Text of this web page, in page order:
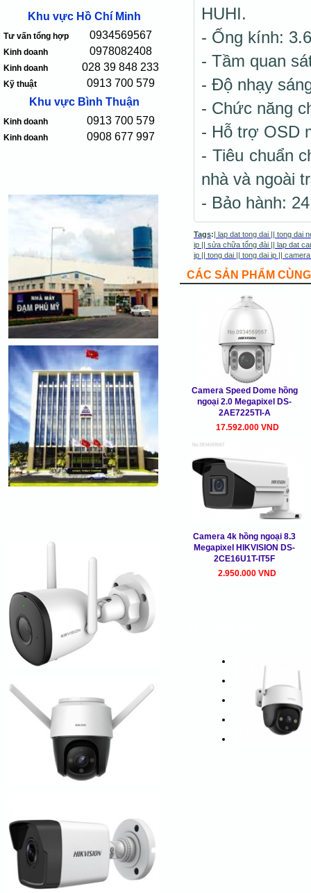
Khu vực Hồ Chí Minh
Tư vấn tổng hợp 0934569567
Kinh doanh 0978082408
Kinh doanh 028 39 848 233
Kỹ thuật
0913 700 579
Khu vực Bình Thuận
Kinh doanh 0913 700 579
Kinh doanh 0908 677 997
HUHI.
- Ống kính:
- Tầm quan
- Độ nhạy
- Chức năng
- Hỗ trợ OSD
- Tiêu chuẩn
nhà và ngoài
- Bảo hành:
Tags:| lap dat tong dai || tong dai
ip || sửa chữa tổng đài || lap dat
ip || tong dai || tong dai ip ||
CÁC SẢN PHẨM
Camera Speed Dome hồng
ngoại 2.0 Megapixel DS-
2AE7225TI-A
17.592.000 VND
Camera 4k hồng ngoại 8.3
Megapixel HIKVISION DS-
2CE16U1T-IT5F
2.950.000 VND